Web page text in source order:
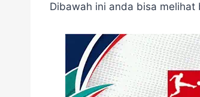
Dibawah ini anda bisa